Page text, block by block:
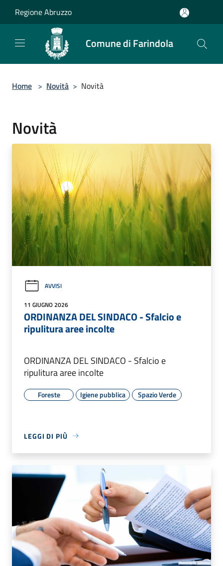
Regione Abruzzo
Comune di Farindola
Home > Novità > Novità
Novità
AVVISI
11 GIUGNO 2026
ORDINANZA DEL SINDACO - Sfalcio e
ripulitura aree incolte
ORDINANZA DEL SINDACO - Sfalcio e
ripulitura aree incolte
Foreste Igiene pubblica Spazio Verde
LEGGI DI PIÙ